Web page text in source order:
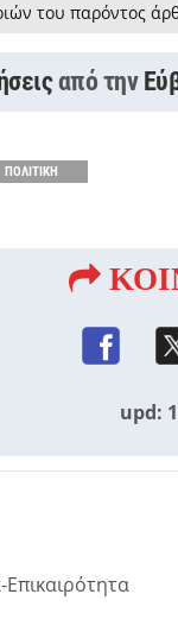
του παρόντος
από την
ΠΟΛΙΤΙΚΗ
upd:
Επικαιρότητα